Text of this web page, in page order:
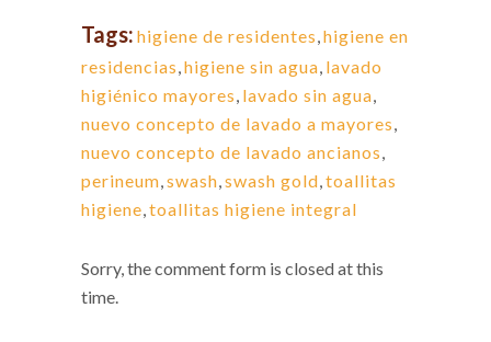
Tags: higiene de residentes,higiene en
residencias,higiene sin agua, lavado
higiénico mayores, lavado sin agua,
nuevo concepto de lavado a mayores,
nuevo concepto de lavado ancianos,
perineum,swash,swash gold,toallitas
higiene,toallitas higiene integral
Sorry, the comment form is closed at this
time.